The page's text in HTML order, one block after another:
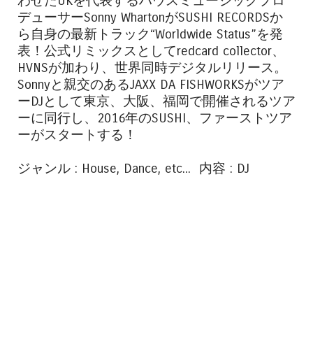
デューサーSonny WhartonがSUSHI RECORDSか
ら自身の最新トラック“Worldwide Status”を発
表！公式リミックスとしてredcard collector、
HVNSが加わり、世界同時デジタルリリース。
Sonnyと親交のあるJAXX DA FISHWORKSがツア
ーDJとして東京、大阪、福岡で開催されるツア
ーに同行し、2016年のSUSHI、ファーストツア
ーがスタートする！
ジャンル : House, Dance, etc... 内容 : DJ